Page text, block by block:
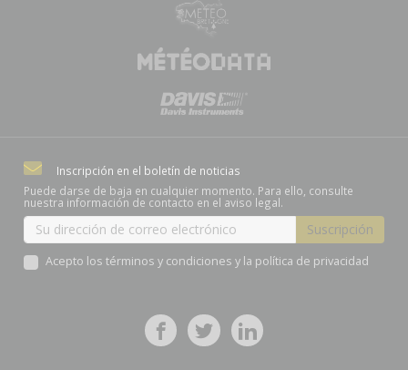
Inscripción en el boletín de noticias
Puede darse de baja en cualquier momento. Para ello, consulte
nuestra información de contacto en el aviso legal.
Acepto los términos y condiciones y la política de privacidad